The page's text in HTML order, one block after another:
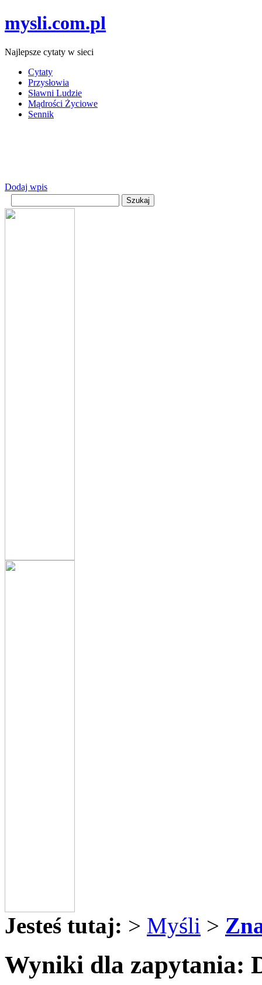
mysli.com.pl
Najlepsze cytaty w sieci
Cytaty
Przysłowia
Sławni Ludzie
Mądrości Życiowe
Sennik
Dodaj wpis
Jesteś tutaj: > Myśli >
Wyniki dla zapytania: